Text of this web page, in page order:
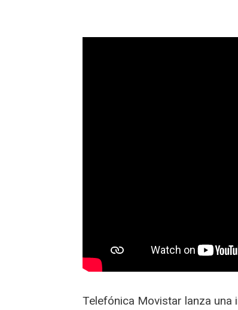
Telefónica Movistar lanza una